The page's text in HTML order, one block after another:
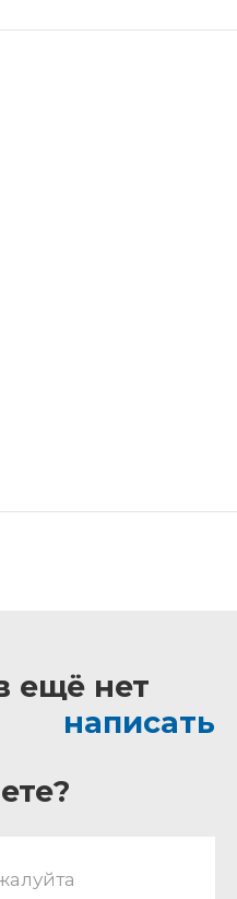
ещё нет
написать